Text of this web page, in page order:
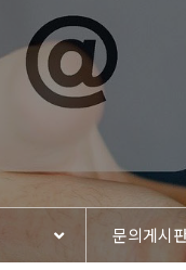
문의게시